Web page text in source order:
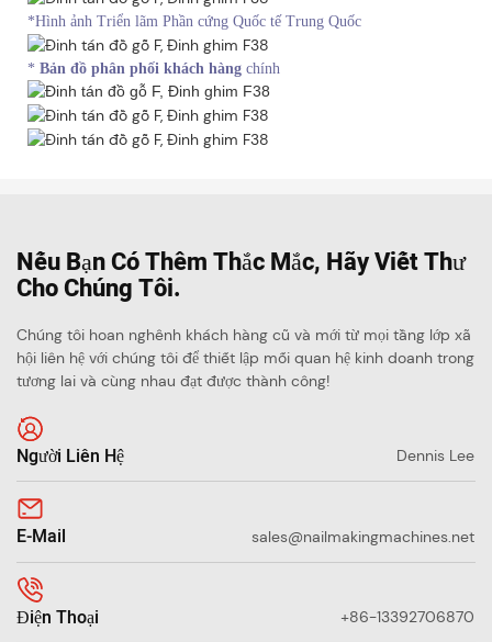
*Hình ảnh Triển lãm Phần cứng Quốc tế Trung Quốc
* Bản đồ phân phối khách hàng chính
Nếu Bạn Có Thêm Thắc Mắc, Hãy Viết Thư
Cho Chúng Tôi.
Chúng tôi hoan nghênh khách hàng cũ và mới từ mọi tầng lớp xã
hội liên hệ với chúng tôi để thiết lập mối quan hệ kinh doanh trong
tương lai và cùng nhau đạt được thành công!
Người Liên Hệ Dennis Lee
E-Mail sales@nailmakingmachines.net
Điện Thoại +86-13392706870